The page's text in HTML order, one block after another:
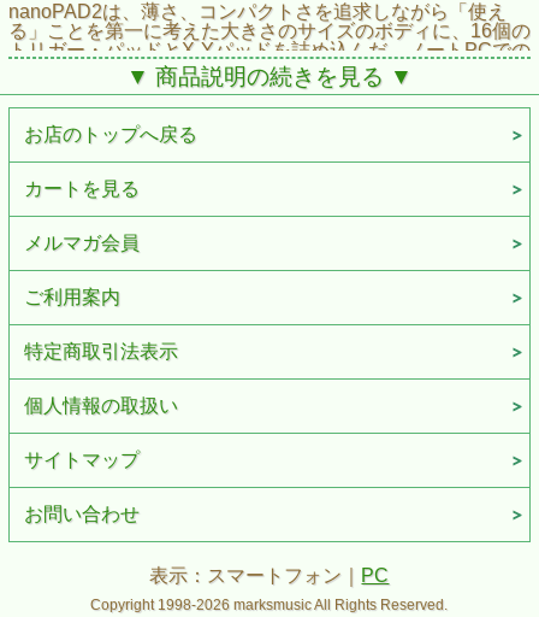
nanoPAD2は、薄さ、コンパクトさを追求しながら「使え
る」ことを第一に考えた大きさのサイズのボディに、16個の
トリガー・パッドとX-Yパッドを詰め込んだ、ノートPCでの
音楽制作に最適なパッド・コントローラーです。また16個の
トリガー・パッドは4バンク切り替え可能、合計で64パッド
分の設定を持つことができます。
誰でも打ち込みができるコントローラー
16個のベロシティ付きトリガー・パッド搭載
X-YパッドによるMIDI入力機能
▼ 商品説明の続きを見る ▼
お店のトップへ戻る
カートを見る
メルマガ会員
ご利用案内
特定商取引法表示
個人情報の取扱い
サイトマップ
お問い合わせ
表示：スマートフォン｜ PC
Copyright 1998-2026 marksmusic All Rights Reserved.